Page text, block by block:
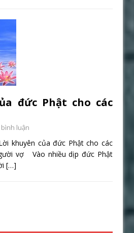
đức Phật cho các
luận
khuyên của đức Phật cho các
vợ Vào nhiều dịp đức Phật
[…]